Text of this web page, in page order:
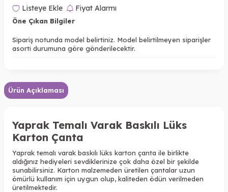
Listeye Ekle Fiyat Alarmı
Öne Çıkan Bilgiler
Sipariş notunda model belirtiniz. Model belirtilmeyen siparişler
asorti durumuna göre gönderilecektir.
Ürün Açıklaması
Yaprak Temalı Varak Baskılı Lüks
Karton Çanta
Yaprak temalı varak baskılı lüks karton çanta ile birlikte
aldığınız hediyeleri sevdiklerinize çok daha özel bir şekilde
sunabilirsiniz. Karton malzemeden üretilen çantalar uzun
ömürlü kullanım için uygun olup, kaliteden ödün verilmeden
üretilmektedir.